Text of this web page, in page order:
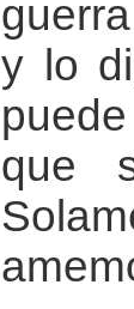
y lo
que